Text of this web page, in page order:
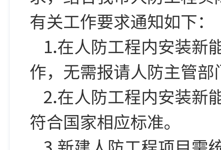
有关工作要求通知如下：
1.在人防工程内安装新
作，无需报请人防主管
2.在人防工程内安装新
符合国家相应标准。